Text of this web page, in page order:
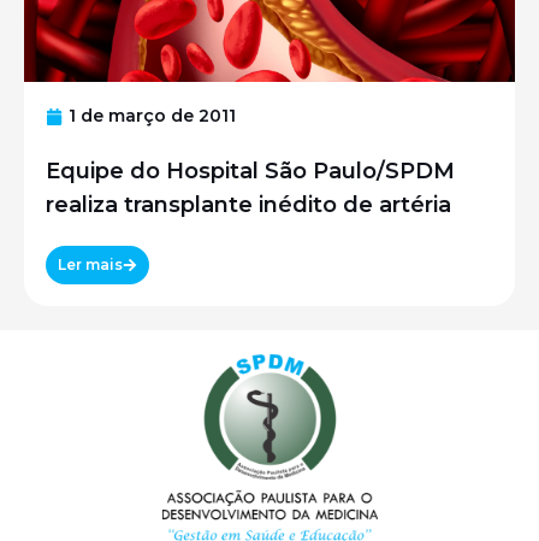
1 de março de 2011
Equipe do Hospital São Paulo/SPDM
realiza transplante inédito de artéria
Ler mais